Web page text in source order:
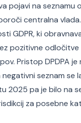
pojavi na seznamu
centralna
GDPR, ki
pozitivne
Pristop DPDPA
seznam se
2025 pa je bilo na
za posebne